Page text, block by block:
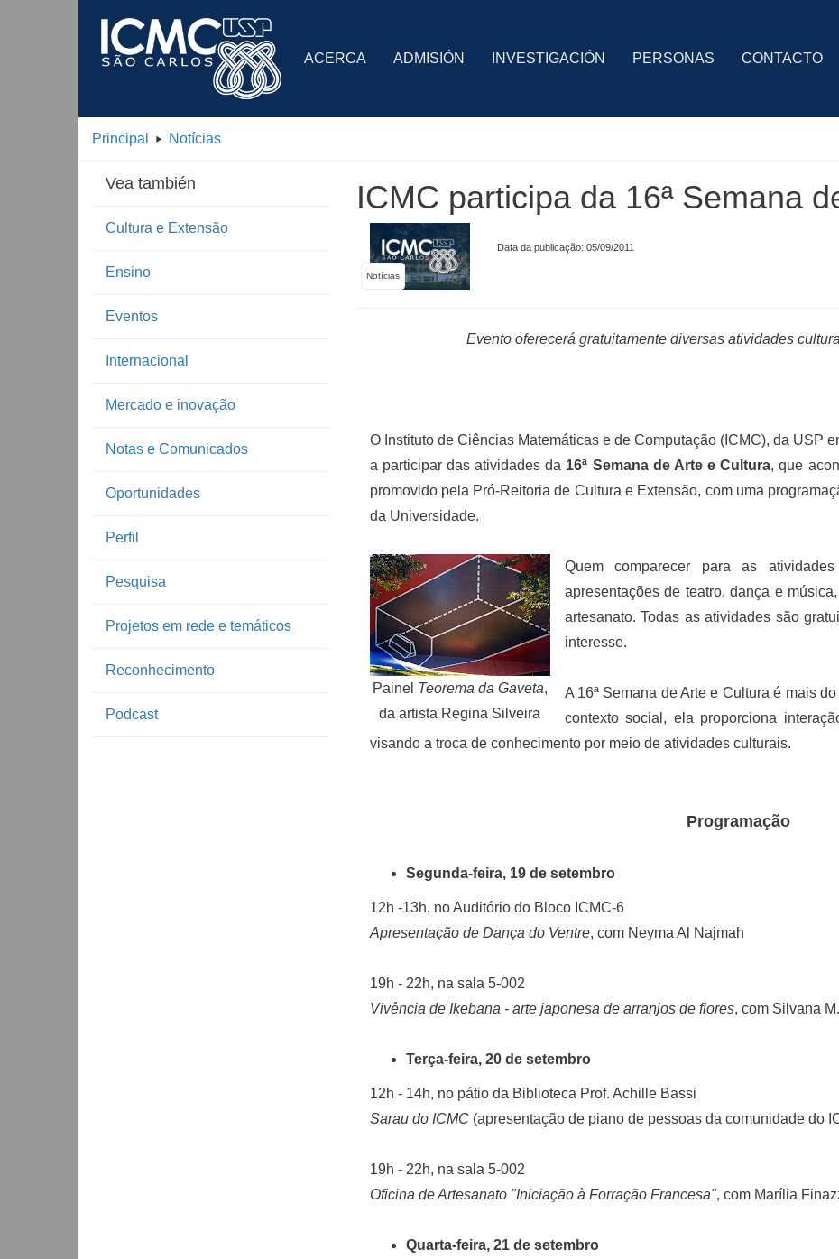
ACERCA ADMISIÓN INVESTIGACIÓN PERSONAS CONTACTO
Principal Notícias
Vea también
Cultura e Extensão
Ensino
Eventos
Internacional
Mercado e inovação
Notas e Comunicados
Oportunidades
Perfil
Pesquisa
Projetos em rede e temáticos
Reconhecimento
Podcast
ICMC participa da 16ª Semana
Notícias
Data da publicação: 05/09/2011
Evento oferecerá gratuitamente diversas atividades
O Instituto de Ciências Matemáticas e de Computação (ICMC), da USP
a participar das atividades da 16ª Semana de Arte e Cultura, que
promovido pela Pró-Reitoria de Cultura e Extensão, com uma
da Universidade.
Painel Teorema da Gaveta,
da artista Regina Silveira
Quem comparecer para as
apresentações de teatro, dança e
artesanato. Todas as atividades são
interesse.
A 16ª Semana de Arte e Cultura é mais
contexto social, ela proporciona
visando a troca de conhecimento por meio de atividades culturais.
Programação
Segunda-feira, 19 de setembro
12h -13h, no Auditório do Bloco ICMC-6
Apresentação de Dança do Ventre, com Neyma Al Najmah
19h - 22h, na sala 5-002
Vivência de Ikebana - arte japonesa de arranjos de flores, com Silvana
Terça-feira, 20 de setembro
12h - 14h, no pátio da Biblioteca Prof. Achille Bassi
Sarau do ICMC(apresentação de piano de pessoas da comunidade do
19h - 22h, na sala 5-002
Oficina de Artesanato "Iniciação à Forração Francesa", com Marília
Quarta-feira, 21 de setembro